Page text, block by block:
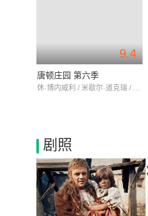
9.4
唐顿庄园 第六季
休·博内威利 / 米歇尔·道克瑞 / 劳拉·卡尔迈克尔
剧照